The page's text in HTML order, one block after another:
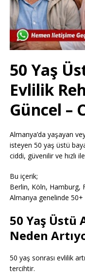
50 Yaş
Evlilik
Güncel –
Almanya’da yaşayan
isteyen 50 yaş üstü
ciddi, güvenilir ve hızlı
Bu içerik;
Berlin, Köln, Hamburg,
Almanya genelinde 50+
50 Yaş Üstü
Neden
50 yaş sonrası evlilik
tercihtir.